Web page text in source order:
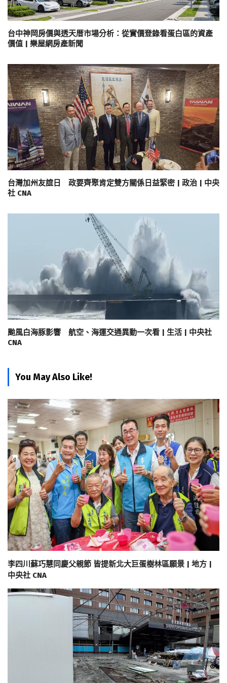
台中神岡房價與透天厝市場分析：從實價登錄看蛋白區的資產
價值 | 樂屋網房產新聞
台灣加州友誼日 政要齊聚肯定雙方關係日益緊密 | 政治 | 中央
社 CNA
颱風白海豚影響 航空、海運交通異動一次看 | 生活 | 中央社
CNA
You May Also Like!
李四川蘇巧慧同慶父親節 皆提新北大巨蛋樹林區願景 | 地方 |
中央社 CNA